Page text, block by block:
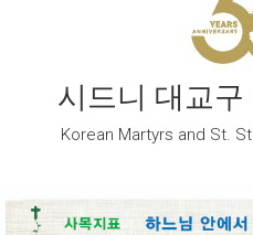
시드니 대교구
Korean Martyrs and St.